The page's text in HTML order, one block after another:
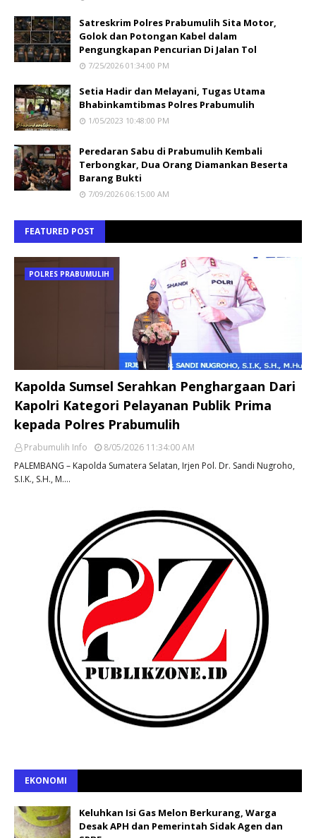
Satreskrim Polres Prabumulih Sita Motor,
Golok dan Potongan Kabel dalam
Pengungkapan Pencurian Di Jalan Tol
7/25/2026 01:34:00 PM
Setia Hadir dan Melayani, Tugas Utama
Bhabinkamtibmas Polres Prabumulih
1/05/2023 10:48:00 PM
Peredaran Sabu di Prabumulih Kembali
Terbongkar, Dua Orang Diamankan Beserta
Barang Bukti
7/09/2026 06:15:00 AM
FEATURED POST
POLRES PRABUMULIH
Kapolda Sumsel Serahkan Penghargaan Dari
Kapolri Kategori Pelayanan Publik Prima
kepada Polres Prabumulih
Prabumulih Info
8/05/2026 11:34:00 AM
PALEMBANG – Kapolda Sumatera Selatan, Irjen Pol. Dr. Sandi Nugroho,
S.I.K., S.H., M.…
EKONOMI
Keluhkan Isi Gas Melon Berkurang, Warga
Desak APH dan Pemerintah Sidak Agen dan